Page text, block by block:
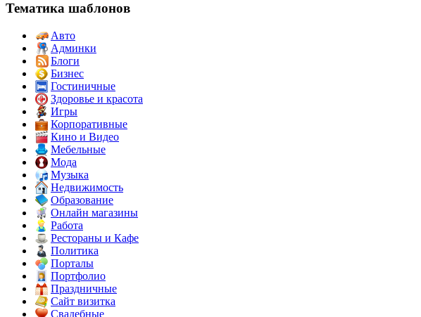
Тематика шаблонов
Авто
Админки
Блоги
Бизнес
Гостиничные
Здоровье и красота
Игры
Корпоративные
Кино и Видео
Мебельные
Мода
Музыка
Недвижимость
Образование
Онлайн магазины
Работа
Рестораны и Кафе
Политика
Порталы
Портфолио
Праздничные
Сайт визитка
Свадебные